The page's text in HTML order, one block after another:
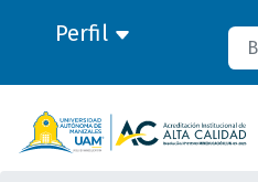
Perfil